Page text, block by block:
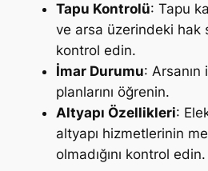
Tapu Kontrolü: Tapu
ve arsa üzerindeki hak
kontrol edin.
İmar Durumu:
planlarını öğrenin.
Altyapı Özellikleri:
altyapı hizmetlerinin
olmadığını kontrol edin.